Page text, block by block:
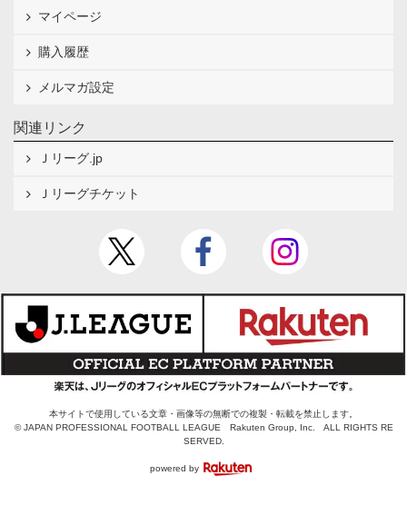
マイページ
購入履歴
メルマガ設定
関連リンク
Ｊリーグ.jp
Ｊリーグチケット
本サイトで使用している文章・画像等の無断での複製・転載を禁止します。
© JAPAN PROFESSIONAL FOOTBALL LEAGUE Rakuten Group, Inc. ALL RIGHTS RE
SERVED.
powered by